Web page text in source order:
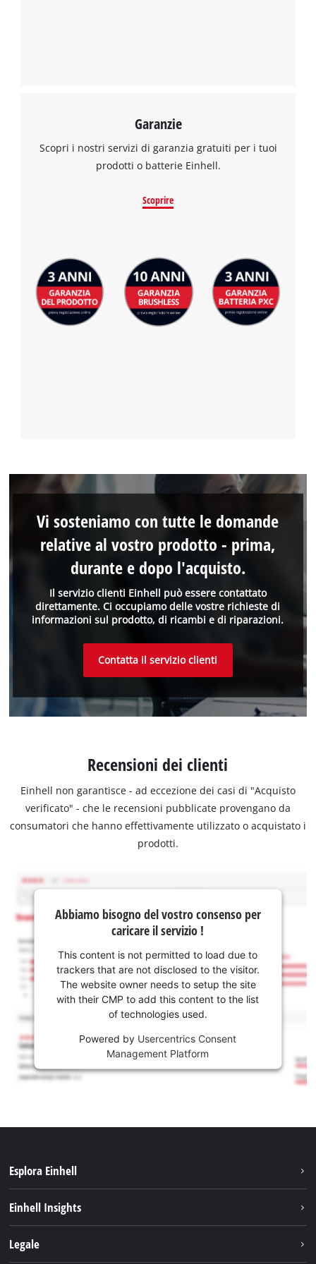
Garanzie
Scopri i nostri servizi di garanzia gratuiti per i tuoi
prodotti o batterie Einhell.
Scoprire
Il servizio clienti Einhell può essere contattato
direttamente. Ci occupiamo delle vostre richieste di
informazioni sul prodotto, di ricambi e di riparazioni.
Vi sosteniamo con tutte le domande
relative al vostro prodotto - prima,
durante e dopo l'acquisto.
Contatta il servizio clienti
Recensioni dei clienti
Einhell non garantisce - ad eccezione dei casi di "Acquisto
verificato" - che le recensioni pubblicate provengano da
consumatori che hanno effettivamente utilizzato o acquistato i
prodotti.
Abbiamo bisogno del vostro consenso per
caricare il servizio !
This content is not permitted to load due to
trackers that are not disclosed to the visitor.
The website owner needs to setup the site
with their CMP to add this content to the list
of technologies used.
Powered by Usercentrics Consent
Management Platform
Esplora Einhell
Chi siamo
Einhell Insights
Legale